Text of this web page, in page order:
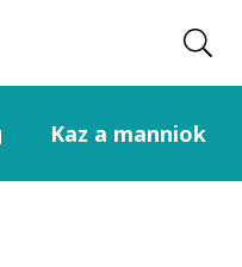
Ouvrir
Kaz a manniok